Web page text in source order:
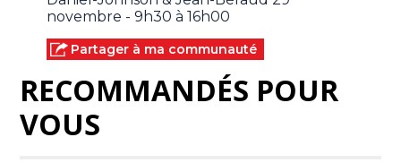
novembre - 9h30 à 16h00
Partager à ma communauté
RECOMMANDÉS POUR
VOUS